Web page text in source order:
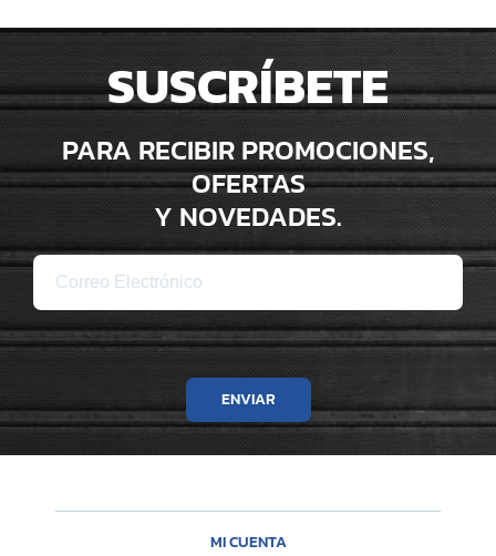
SUSCRÍBETE
PARA RECIBIR PROMOCIONES,
OFERTAS
Y NOVEDADES.
ENVIAR
MI CUENTA